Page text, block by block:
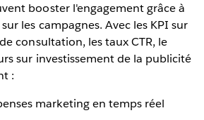
booster l'engagement grâce à
les campagnes. Avec les KPI sur
consultation, les taux CTR, le
sur investissement de la publicité
:
marketing en temps réel